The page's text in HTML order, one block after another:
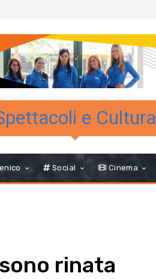
e Cultura
Social Cinema
rinata